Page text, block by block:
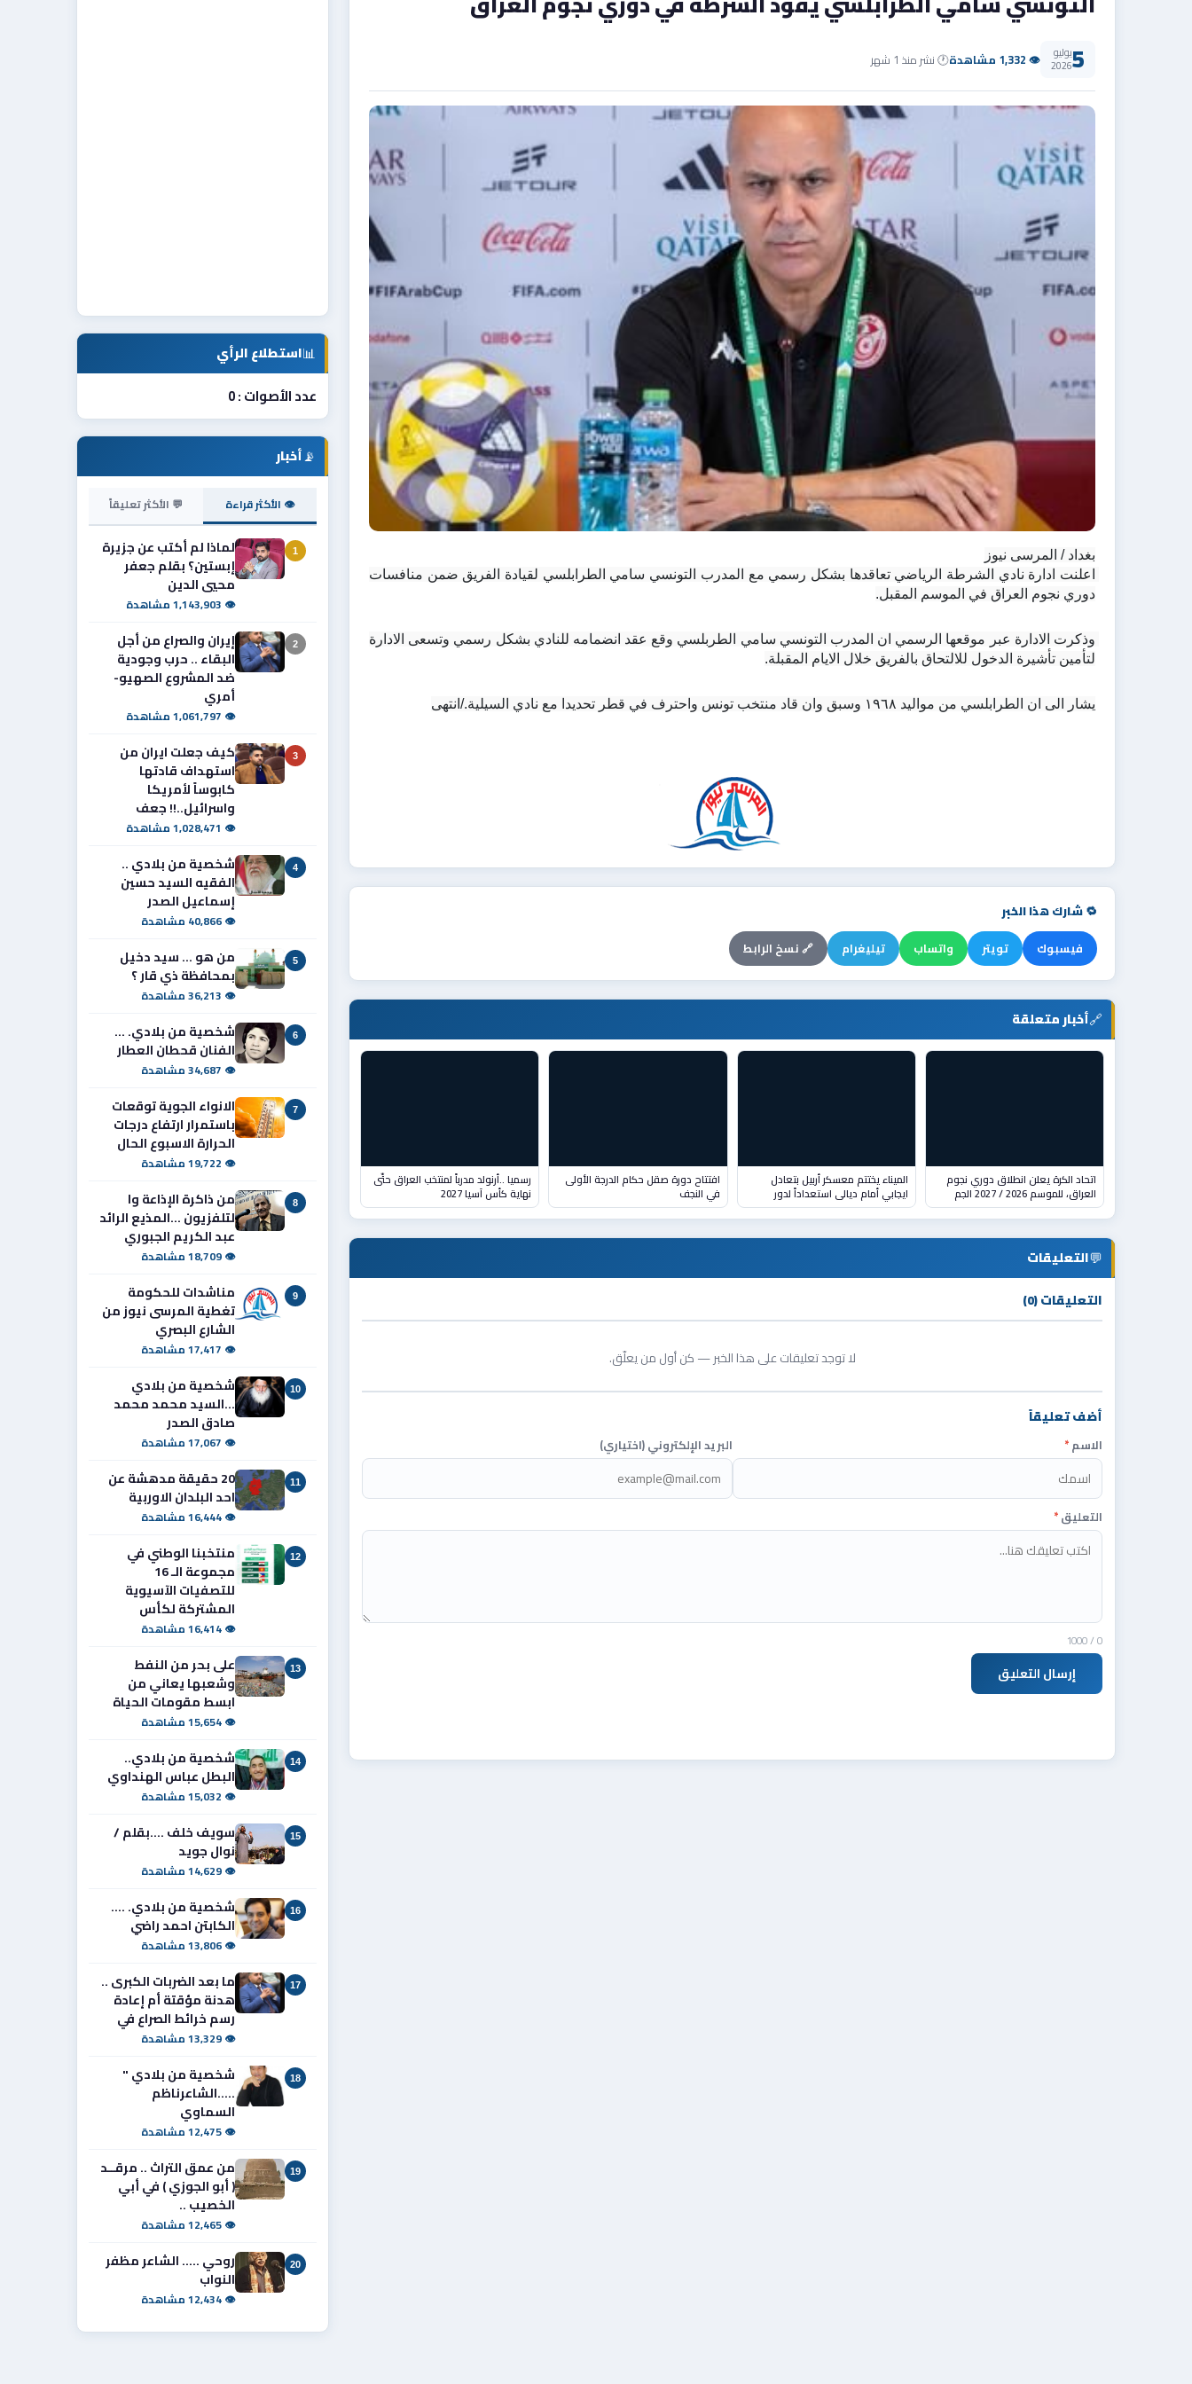
5يوليو
2026 👁 1,332 مشاهدة 🕐 نشر منذ 1 شهر
بغداد / المرسى نيوز
دوري نجوم العراق في الموسم المقبل.
لتأمين تأشيرة الدخول للالتحاق بالفريق خلال الايام المقبلة.
يشار الى ان الطرابلسي من مواليد ١٩٦٨ وسبق وان قاد منتخب تونس واحترف في قطر تحديدا مع نادي السيلية./انتهى
🔁 شارك هذا الخبر
فيسبوك تويتر واتساب تيليغرام 🔗 نسخ الرابط
🔗أخبار متعلقة
اتحاد الكرة يعلن انطلاق دوري نجوم
العراق، للموسم 2026 / 2027 الجم
الميناء يختتم معسكر أربيل بتعادل
ايجابي أمام ديالى استعداداً لدور
افتتاح دورة صقل حكام الدرجة الأولى
في النجف
رسميا ..أرنولد مدرباً لمنتخب العراق حتّى
نهاية كأس آسيا 2027
💬التعليقات
التعليقات (0)
لا توجد تعليقات على هذا الخبر — كن أول من يعلّق.
أضف تعليقاً
الاسم* البريد الإلكتروني (اختياري)
التعليق*
0
/ 1000
إرسال التعليق
📊استطلاع الرأي
عدد الأصوات : 0
📡أخبار
👁 الأكثر قراءة 💬 الأكثر تعليقاً
1
لماذا لم أكتب عن جزيرة
إبستين؟ بقلم جعفر
محيي الدين
👁 1,143,903 مشاهدة
2
إيران والصراع من أجل
البقاء .. حرب وجودية
ضد المشروع الصهيو-
أمري
👁 1,061,797 مشاهدة
3
كيف جعلت ايران من
استهداف قادتها
كابوساً لأمريكا
واسرائيل..!! جعف
👁 1,028,471 مشاهدة
4
شخصية من بلادي ..
الفقيه السيد حسين
إسماعيل الصدر
👁 40,866 مشاهدة
5
من هو ... سيد دخيل
بمحافظة ذي قار ؟
👁 36,213 مشاهدة
6
شخصية من بلادي. ...
الفنان قحطان العطار
👁 34,687 مشاهدة
7
الانواء الجوية توقعات
باستمرار ارتفاع درجات
الحرارة الاسبوع الحال
👁 19,722 مشاهدة
8
من ذاكرة الإذاعة وا
لتلفزيون ...المذيع الرائد
عبد الكريم الجبوري
👁 18,709 مشاهدة
9
مناشدات للحكومة
تغطية المرسى نيوز من
الشارع البصري
👁 17,417 مشاهدة
10
شخصية من بلادي
...السيد محمد محمد
صادق الصدر
👁 17,067 مشاهدة
11
20 حقيقة مدهشة عن
احد البلدان الاوربية
👁 16,444 مشاهدة
12
منتخبنا الوطني في
مجموعة الـ 16
للتصفيات الآسيوية
المشتركة لكأس
👁 16,414 مشاهدة
13
على بحر من النفط
وشعبها يعاني من
ابسط مقومات الحياة
👁 15,654 مشاهدة
14
شخصية من بلادي..
البطل عباس الهنداوي
👁 15,032 مشاهدة
15
سويف خلف ....بقلم /
نوال جويد
👁 14,629 مشاهدة
16
شخصية من بلادي. ....
الكابتن احمد راضي
👁 13,806 مشاهدة
17
ما بعد الضربات الكبرى ..
هدنة مؤقتة أم إعادة
رسم خرائط الصراع في
👁 13,329 مشاهدة
18
شخصية من بلادي "
.....الشاعرناظم
السماوي
👁 12,475 مشاهدة
19
من عمق التراث .. مرقــد
( أبو الجوزي ) في أبي
الخصيب ..
👁 12,465 مشاهدة
20
روحي ..... الشاعر مظفر
النواب
👁 12,434 مشاهدة